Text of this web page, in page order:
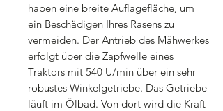
haben eine breite Auflagefläche, um
ein Beschädigen Ihres Rasens zu
vermeiden. Der Antrieb des Mähwerkes
erfolgt über die Zapfwelle eines
Traktors mit 540 U/min über ein sehr
robustes Winkelgetriebe. Das Getriebe
läuft im Ölbad. Von dort wird die Kraft